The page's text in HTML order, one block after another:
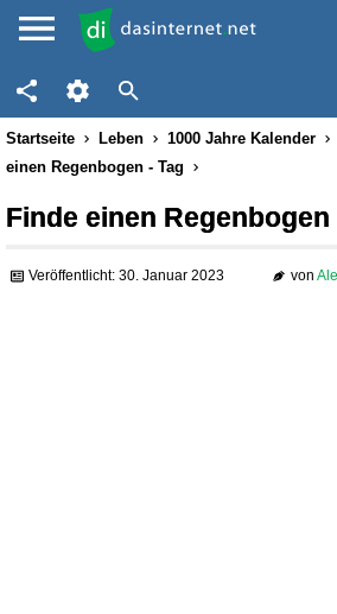
Startseite Leben 1000 Jahre Kalender
einen Regenbogen - Tag
Finde einen Regenbogen
Veröffentlicht: 30. Januar 2023 von